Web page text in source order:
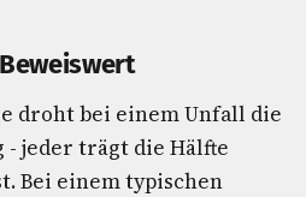
droht bei einem Unfall die
- jeder trägt die Hälfte
Bei einem typischen